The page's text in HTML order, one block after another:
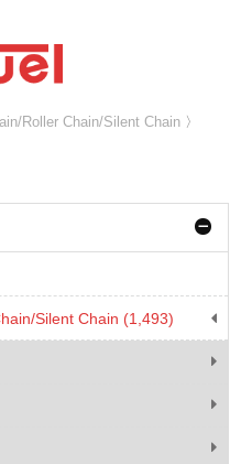
Roller Chain/Silent Chain 〉
Silent Chain (1,493)